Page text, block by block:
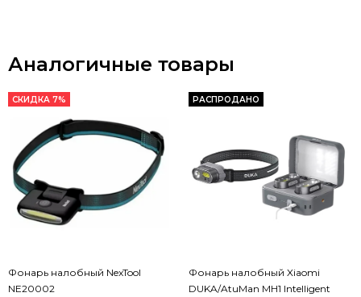
Аналогичные товары
СКИДКА 7%
Фонарь налобный NexTool
NE20002
РАСПРОДАНО
Фонарь налобный Xiaomi
DUKA/AtuMan MH1 Intelligent